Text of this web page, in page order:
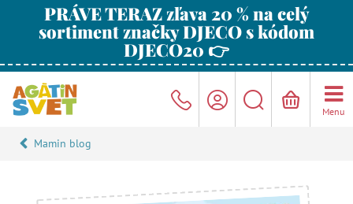
PRÁVE TERAZ zľava 20 % na celý
sortiment značky DJECO s kódom
DJECO20 👉
Menu
Mamin blog